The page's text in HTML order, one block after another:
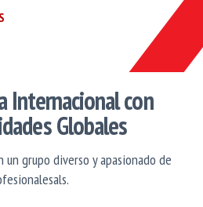
Internacional con
Globales
un grupo diverso y apasionado de